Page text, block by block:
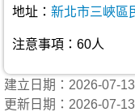
地址： 新北市三峽區
注意事項：60人
建立日期：2026-07-
更新日期：2026-07-13